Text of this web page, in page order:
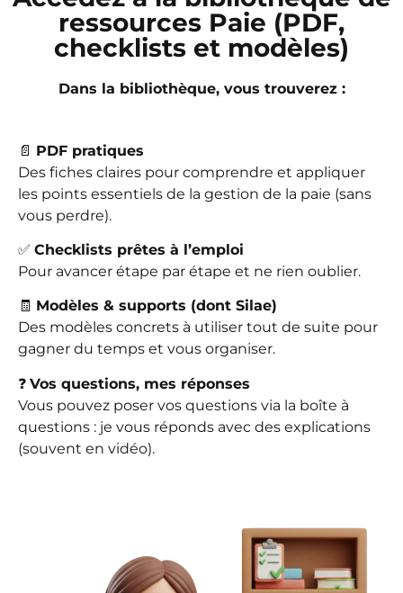
ressources Paie (PDF,
checklists et modèles)
Dans la bibliothèque, vous trouverez :
📄 PDF pratiques
Des fiches claires pour comprendre et appliquer
les points essentiels de la gestion de la paie (sans
vous perdre).
✅ Checklists prêtes à l’emploi
Pour avancer étape par étape et ne rien oublier.
🧾 Modèles & supports (dont Silae)
Des modèles concrets à utiliser tout de suite pour
gagner du temps et vous organiser.
❓ Vos questions, mes réponses
Vous pouvez poser vos questions via la boîte à
questions : je vous réponds avec des explications
(souvent en vidéo).